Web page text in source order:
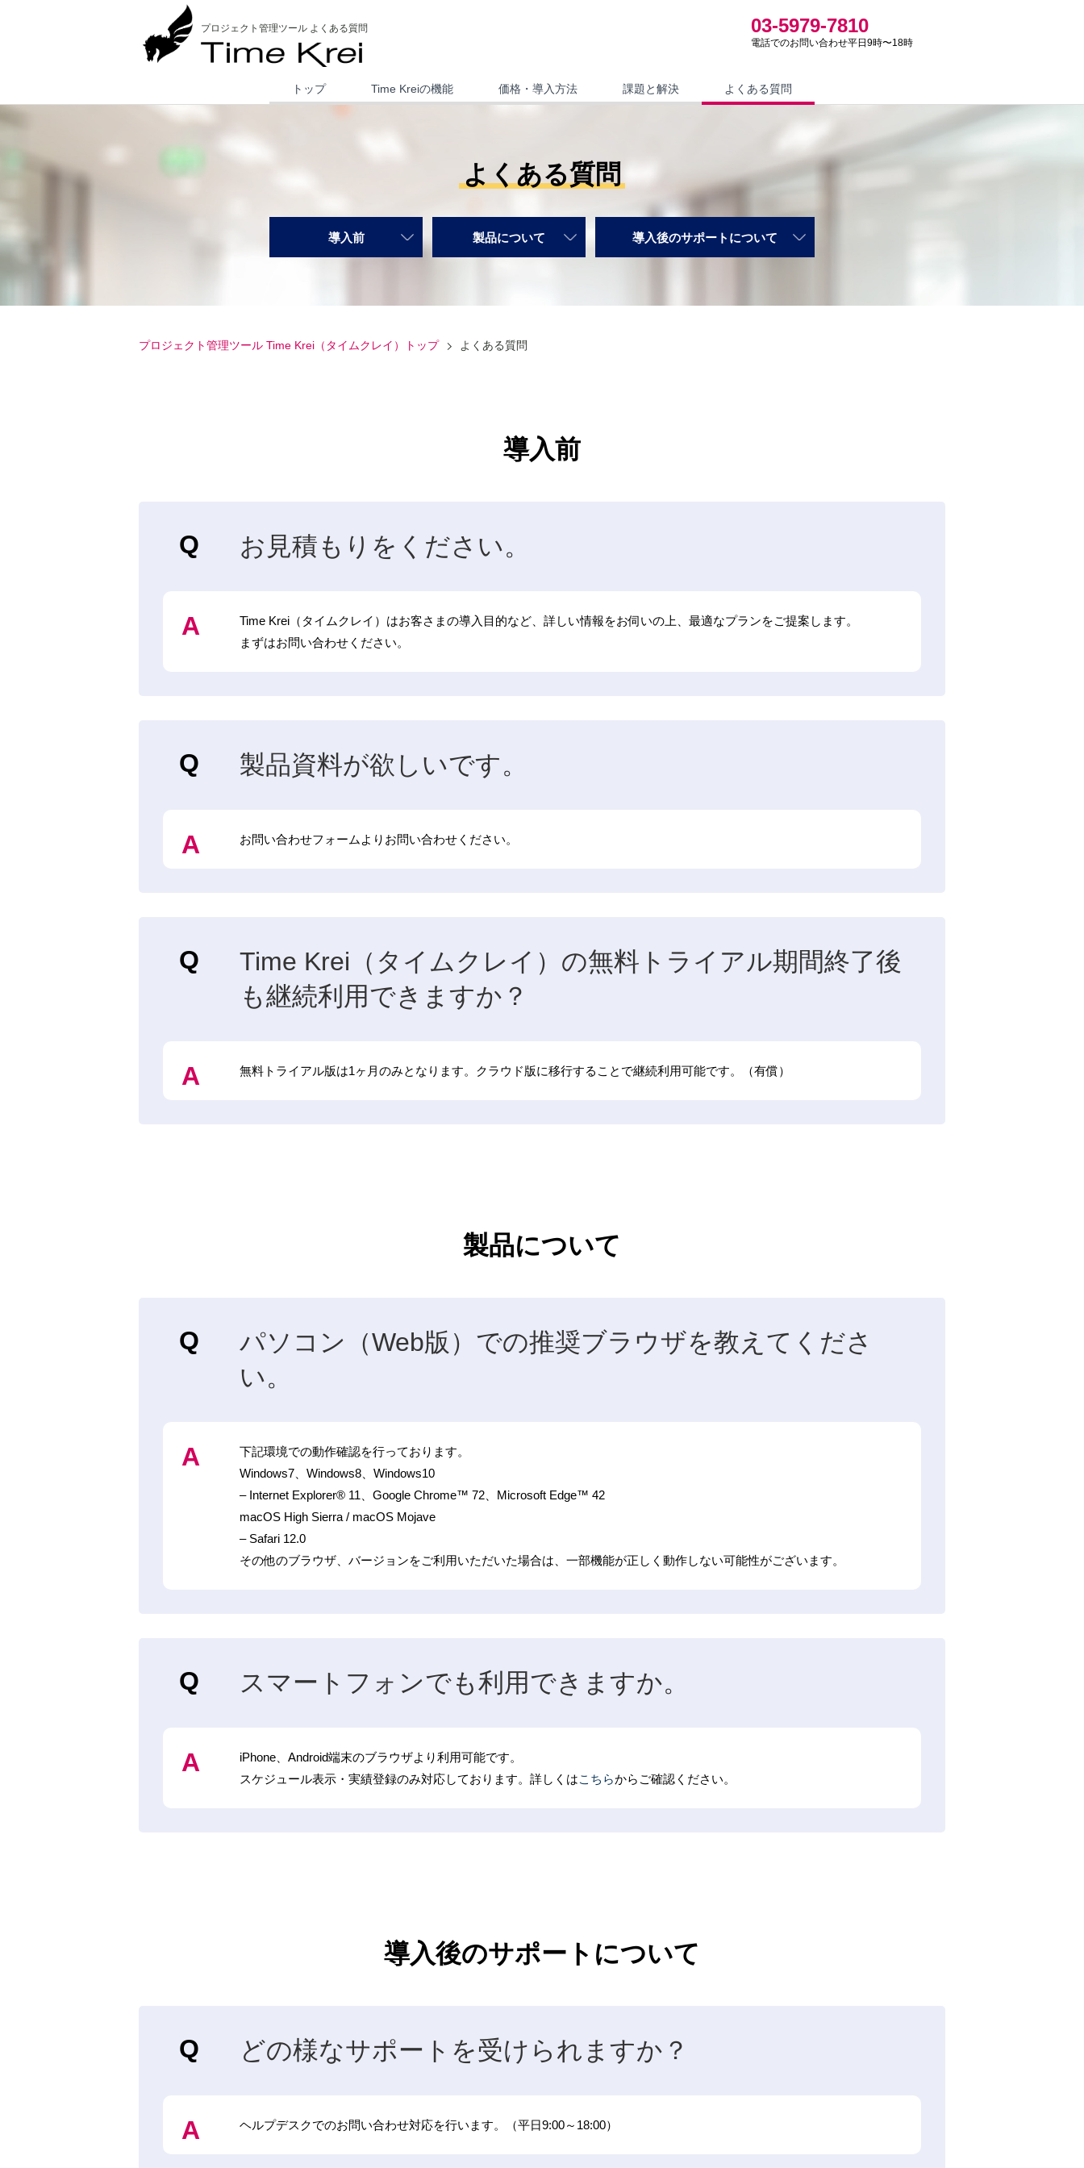
プロジェクト管理ツール よくある質問 03-5979-7810
電話でのお問い合わせ平日9時〜18時
トップ Time Kreiの機能 価格・導入方法 課題と解決 よくある質問
よくある質問
導入前 製品について 導入後のサポートについて
プロジェクト管理ツール Time Krei（タイムクレイ） トップ よくある質問
導入前
お見積もりをください。
Time Krei（タイムクレイ）はお客さまの導入目的など、詳しい情報をお伺いの上、最適なプランをご提案します。
まずはお問い合わせください。
製品資料が欲しいです。
お問い合わせフォームよりお問い合わせください。
Time Krei（タイムクレイ）の無料トライアル期間終了後
も継続利用できますか？
無料トライアル版は1ヶ月のみとなります。クラウド版に移行することで継続利用可能です。（有償）
製品について
パソコン（Web版）での推奨ブラウザを教えてくださ
い。
下記環境での動作確認を行っております。
Windows7、Windows8、Windows10
– Internet Explorer® 11、Google Chrome™ 72、Microsoft Edge™ 42
macOS High Sierra / macOS Mojave
– Safari 12.0
その他のブラウザ、バージョンをご利用いただいた場合は、一部機能が正しく動作しない可能性がございます。
スマートフォンでも利用できますか。
iPhone、Android端末のブラウザより利用可能です。
スケジュール表示・実績登録のみ対応しております。詳しくはこちらからご確認ください。
導入後のサポートについて
どの様なサポートを受けられますか？
ヘルプデスクでのお問い合わせ対応を行います。（平日9:00～18:00）